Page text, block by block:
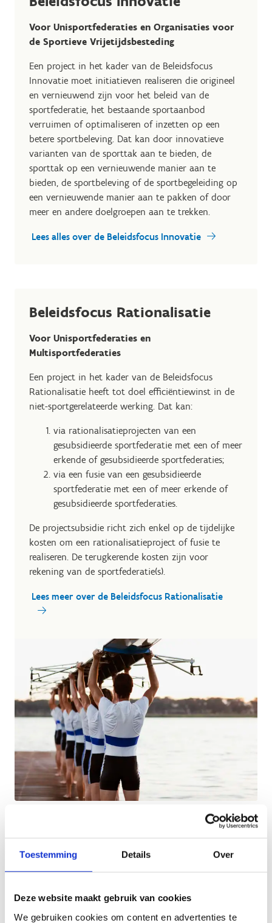
Toestemming Details Over
Deze website maakt gebruik van cookies
We gebruiken cookies om content en advertenties te
Voor Unisportfederaties en Organisaties voor
de Sportieve Vrijetijdsbesteding
Een project in het kader van de Beleidsfocus
Innovatie moet initiatieven realiseren die origineel
en vernieuwend zijn voor het beleid van de
sportfederatie, het bestaande sportaanbod
verruimen of optimaliseren of inzetten op een
betere sportbeleving. Dat kan door innovatieve
varianten van de sporttak aan te bieden, de
sporttak op een vernieuwende manier aan te
bieden, de sportbeleving of de sportbegeleiding op
een vernieuwende manier aan te pakken of door
meer en andere doelgroepen aan te trekken.
Lees alles over de Beleidsfocus Innovatie
Beleidsfocus Rationalisatie
Voor Unisportfederaties en
Multisportfederaties
Een project in het kader van de Beleidsfocus
Rationalisatie heeft tot doel efficiëntiewinst in de
niet-sportgerelateerde werking. Dat kan:
via rationalisatieprojecten van een
gesubsidieerde sportfederatie met een of meer
erkende of gesubsidieerde sportfederaties;
via een fusie van een gesubsidieerde
sportfederatie met een of meer erkende of
gesubsidieerde sportfederaties.
De projectsubsidie richt zich enkel op de tijdelijke
kosten om een rationalisatieproject of fusie te
realiseren. De terugkerende kosten zijn voor
rekening van de sportfederatie(s).
Lees meer over de Beleidsfocus Rationalisatie